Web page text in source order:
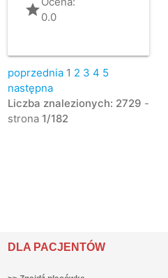
grade0.0
poprzednia 1 2 3 4 5
następna
Liczba znalezionych: 2729 -
strona 1/182
DLA PACJENTÓW